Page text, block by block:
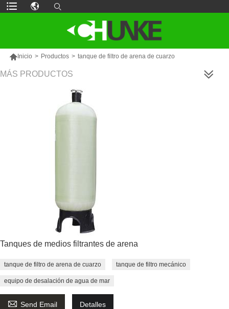
Inicio > Productos > tanque de filtro de arena de cuarzo
MÁS PRODUCTOS
Tanques de medios filtrantes de arena
tanque de filtro de arena de cuarzo tanque de filtro mecánico
equipo de desalación de agua de mar
 Send Email Detalles